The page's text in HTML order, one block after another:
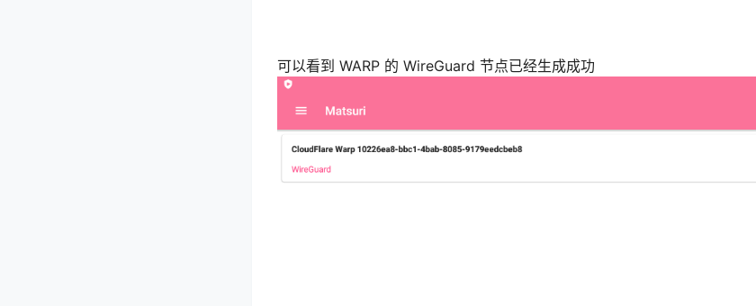
可以看到 WARP 的 WireGuard 节点已经生成成功